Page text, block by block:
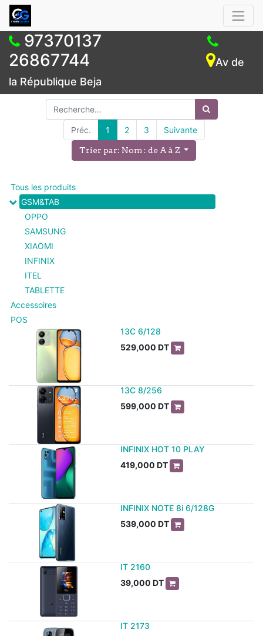
97370137
26867744
Av de
la République Beja
Préc. 1 2 3 Suivante
Trier par: Nom : de A à Z
Tous les produits
GSM&TAB
OPPO
SAMSUNG
XIAOMI
INFINIX
ITEL
TABLETTE
Accessoires
POS
13C 6/128
529,000 DT
13C 8/256
599,000 DT
INFINIX HOT 10 PLAY
419,000 DT
INFINIX NOTE 8i 6/128G
539,000 DT
IT 2160
39,000 DT
IT 2173